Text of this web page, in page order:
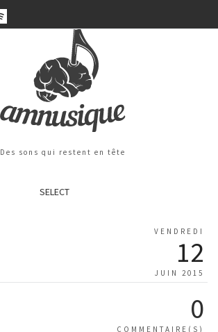
Des sons qui restent en tête
SELECT
VENDREDI
12
JUIN 2015
0
COMMENTAIRE(S)